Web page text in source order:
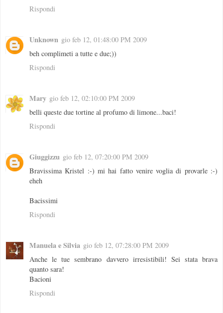
Rispondi
Unknown gio feb 12, 01:48:00 PM 2009
beh complimeti a tutte e due;))
Rispondi
Mary gio feb 12, 02:10:00 PM 2009
belli queste due tortine al profumo di limone...baci!
Rispondi
Giuggizzu gio feb 12, 07:20:00 PM 2009
Bravissima Kristel :-) mi hai fatto venire voglia di provarle :-)
eheh
Bacissimi
Rispondi
Manuela e Silvia gio feb 12, 07:28:00 PM 2009
Anche le tue sembrano davvero irresistibili! Sei stata brava
quanto sara!
Bacioni
Rispondi